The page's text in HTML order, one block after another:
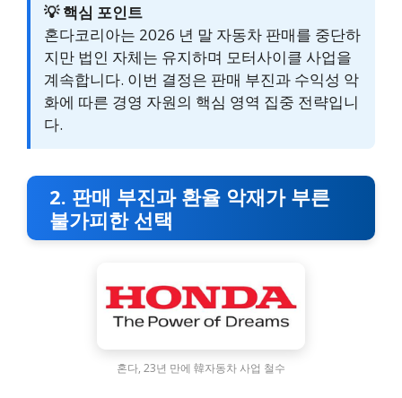
💡 핵심 포인트
혼다코리아는 2026 년 말 자동차 판매를 중단하
지만 법인 자체는 유지하며 모터사이클 사업을
계속합니다. 이번 결정은 판매 부진과 수익성 악
화에 따른 경영 자원의 핵심 영역 집중 전략입니
다.
2. 판매 부진과 환율 악재가 부른
불가피한 선택
혼다, 23년 만에 韓자동차 사업 철수